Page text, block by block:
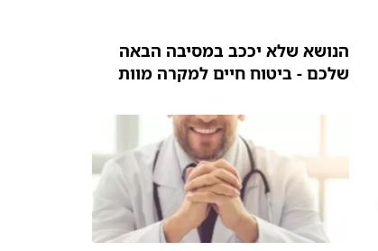
הנושא שלא יככב במסיבה הבאה
שלכם - ביטוח חיים למקרה מוות